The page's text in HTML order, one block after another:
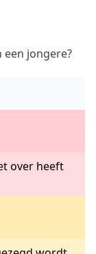
jongere?
over heeft